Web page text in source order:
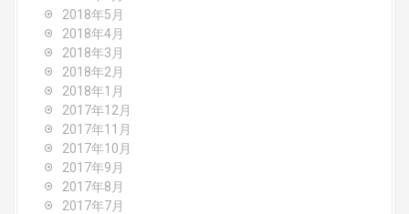
2018年5月
2018年4月
2018年3月
2018年2月
2018年1月
2017年12月
2017年11月
2017年10月
2017年9月
2017年8月
2017年7月